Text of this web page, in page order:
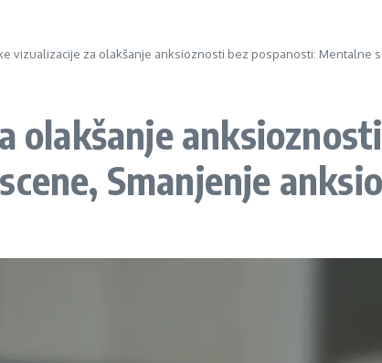
vizualizacije za olakšanje anksioznosti bez pospanosti: Mentalne
olakšanje
Smanjenje